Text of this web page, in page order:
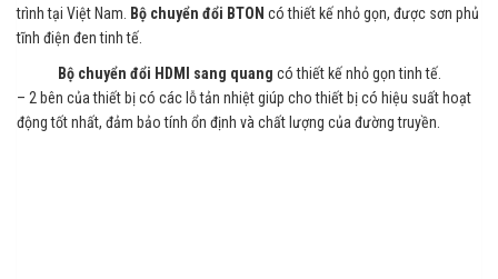
trình tại Việt Nam.
Bộ chuyển đổi BTON có thiết kế nhỏ gọn, được sơn phủ
tĩnh điện đen tinh tế.
Bộ chuyển đổi HDMI sang quang có thiết kế nhỏ gọn tinh tế.
– 2 bên của thiết bị có các lỗ tản nhiệt giúp cho thiết bị có hiệu suất hoạt
động tốt nhất, đảm bảo tính ổn định và chất lượng của đường truyền.